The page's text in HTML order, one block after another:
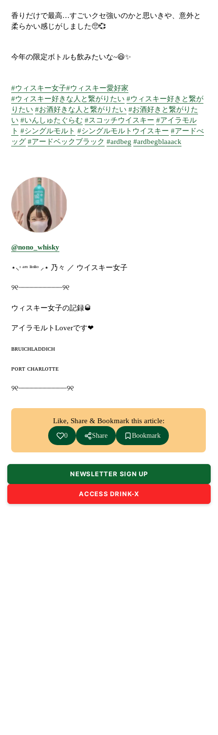
香りだけで最高…すごいクセ強いのかと思いきや、意外と
柔らかい感じがしました🥺💞
今年の限定ボトルも飲みたいな~😆✨
#ウィスキー女子#ウィスキー愛好家
#ウィスキー好きな人と繋がりたい #ウィスキー好きと繋が
りたい #お酒好きな人と繋がりたい #お酒好きと繋がりた
い #いんしゅたぐらむ #スコッチウイスキー #アイラモル
ト #シングルモルト #シングルモルトウイスキー #アードべ
ッグ #アードベックブラック #ardbeg #ardbegblaaack
@nono_whisky
⋆⸜ᶦ ᵃᵐ ⁿᵒⁿᵒ ⸝⋆ 乃々 ／ ウイスキー女子
୨୧┈┈┈┈┈┈┈┈┈┈୨୧
ウィスキー女子の記録🥃
アイラモルトLoverです❤︎
ʙʀᴜɪᴄʜʟᴀᴅᴅɪᴄʜ
ᴘᴏʀᴛ ᴄʜᴀʀʟᴏᴛᴛᴇ
୨୧┈┈┈┈┈┈┈┈┈┈┈୨୧
Like, Share & Bookmark this article:
0 Share Bookmark
NEWSLETTER SIGN UP
ACCESS DRINK-X